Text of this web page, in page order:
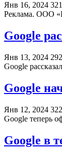
Янв 16, 2024 321
Реклама. ООО
Google
Янв 13, 2024 292
Google
Google
Янв 12, 2024 322
Google теперь
Google в